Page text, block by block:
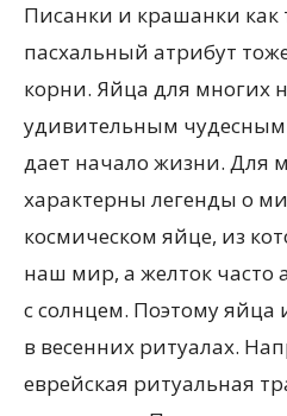
Писанки и крашанки
пасхальный атрибут
корни. Яйца для многих
удивительным
дает начало жизни. Для
характерны легенды о
космическом яйце, из
наш мир, а желток часто
с солнцем. Поэтому яйца
в весенних ритуалах.
еврейская ритуальная